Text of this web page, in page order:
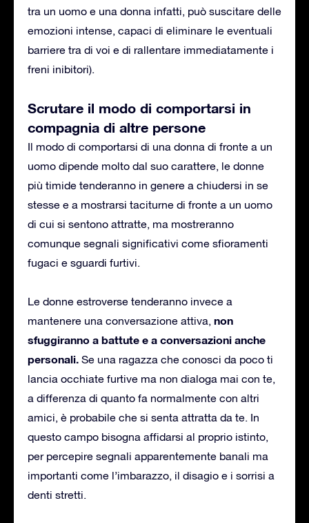
tra un uomo e una donna infatti, può suscitare delle
emozioni intense, capaci di eliminare le eventuali
barriere tra di voi e di rallentare immediatamente i
freni inibitori).
Scrutare il modo di comportarsi in
compagnia di altre persone
Il modo di comportarsi di una donna di fronte a un
uomo dipende molto dal suo carattere, le donne
più timide tenderanno in genere a chiudersi in se
stesse e a mostrarsi taciturne di fronte a un uomo
di cui si sentono attratte, ma mostreranno
comunque segnali significativi come sfioramenti
fugaci e sguardi furtivi.
Le donne estroverse tenderanno invece a
mantenere una conversazione attiva, non
sfuggiranno a battute e a conversazioni anche
personali. Se una ragazza che conosci da poco ti
lancia occhiate furtive ma non dialoga mai con te,
a differenza di quanto fa normalmente con altri
amici, è probabile che si senta attratta da te. In
questo campo bisogna affidarsi al proprio istinto,
per percepire segnali apparentemente banali ma
importanti come l’imbarazzo, il disagio e i sorrisi a
denti stretti.